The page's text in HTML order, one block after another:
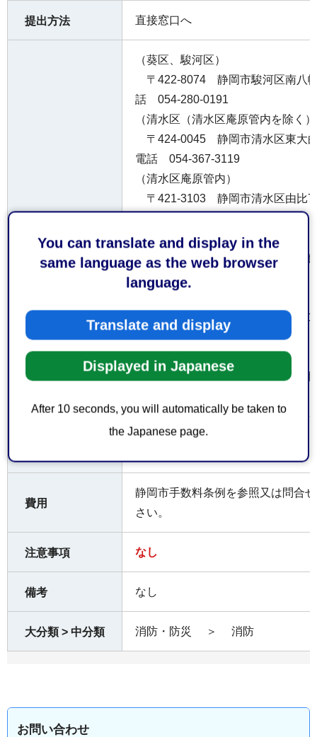
You can translate and display in the
same language as the web browser
language.
Translate and display
Displayed in Japanese
After 10 seconds, you will automatically be taken to
the Japanese page.
提出方法 直接窓口へ
（葵区、駿河区）
〒422-8074 静岡市駿河区南八
話 054-280-0191
（清水区（清水区庵原管内を除く
〒424-0045 静岡市清水区東
電話 054-367-3119
（清水区庵原管内）
〒421-3103 静岡市清水区由比
（島田市）
〒427-0048 島田市旗指513番
0547-37-0119
〒421-0301 榛原郡吉田町住吉
署 電話 0548-32-1141
〒421-0523 牧之原市波津191
費用
静岡市手数料条例を参照又は問合
さい。
注意事項 なし
備考 なし
大分類 > 中分類 消防・防災 ＞ 消防
お問い合わせ